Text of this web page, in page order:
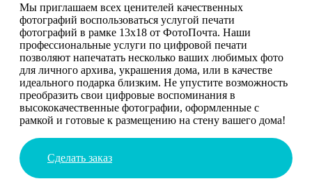
Мы приглашаем всех ценителей качественных
фотографий воспользоваться услугой печати
фотографий в рамке 13х18 от ФотоПочта. Наши
профессиональные услуги по цифровой печати
позволяют напечатать несколько ваших любимых фото
для личного архива, украшения дома, или в качестве
идеального подарка близким. Не упустите возможность
преобразить свои цифровые воспоминания в
высококачественные фотографии, оформленные с
рамкой и готовые к размещению на стену вашего дома!
Сделать заказ